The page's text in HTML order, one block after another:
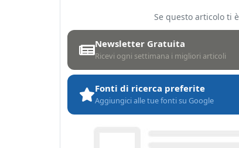
Se questo articolo ti
Newsletter Gratuita
Ricevi ogni settimana i migliori articoli
Fonti di ricerca preferite
Aggiungici alle tue fonti su Google